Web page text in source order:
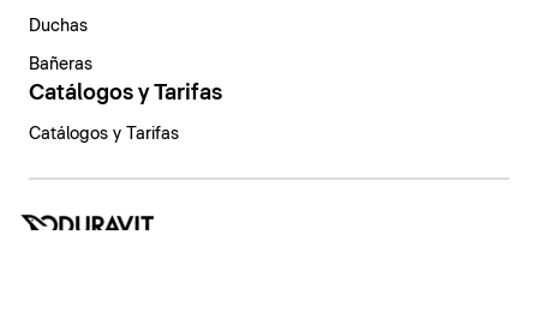
Duchas
Bañeras
Catálogos y Tarifas
Catálogos y Tarifas